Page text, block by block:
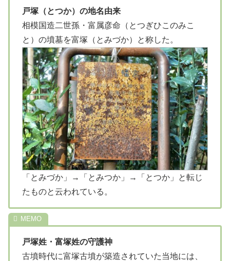
戸塚（とつか）の地名由来
相模国造二世孫・富属彦命（とつぎひこのみこ
と）の墳墓を富塚（とみづか）と称した。
「とみづか」→「とみつか」→「とつか」と転じ
たものと云われている。
戸塚姓・富塚姓の守護神
古墳時代に富塚古墳が築造されていた当地には、